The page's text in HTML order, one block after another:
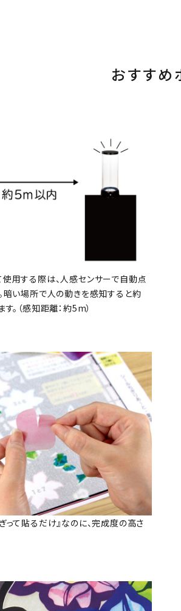
おすすめ
用する際は、人感センサーで自動点
暗い場所で人の動きを感知すると約
。（感知距離：約5m）
って貼るだけ』なのに、完成度の高さ